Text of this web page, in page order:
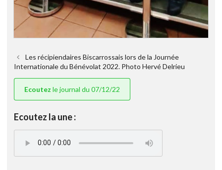
Les récipiendaires Biscarrossais lors de la Journée
Internationale du Bénévolat 2022. Photo Hervé Delrieu
Ecoutez le journal du 07/12/22
Ecoutez la une :